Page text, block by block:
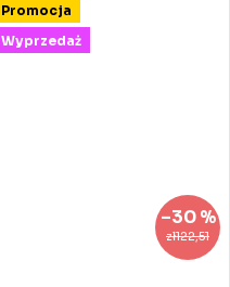
Promocja
Wyprzedaż
zł122,51
–30 %